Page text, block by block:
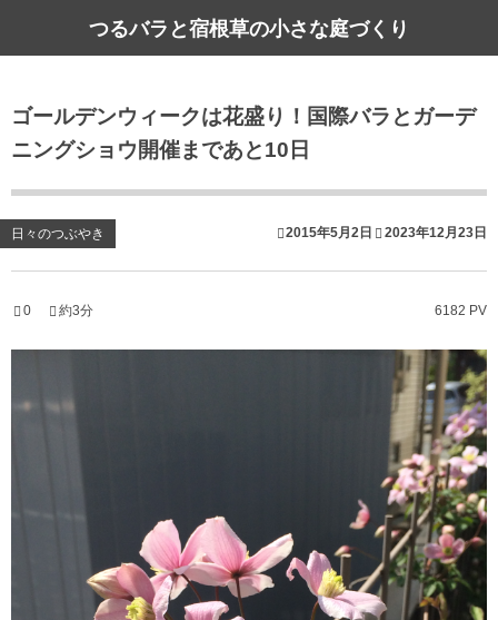
つるバラと宿根草の小さな庭づくり
ゴールデンウィークは花盛り！国際バラとガーデ
ニングショウ開催まであと10日
日々のつぶやき 2015年5月2日 2023年12月23日
0 6182 PV
約3分